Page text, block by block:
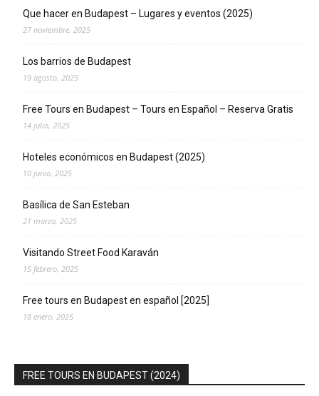
Que hacer en Budapest – Lugares y eventos (2025)
27 noviembre, 2025
Los barrios de Budapest
19 agosto, 2025
Free Tours en Budapest – Tours en Español – Reserva Gratis
14 julio, 2025
Hoteles económicos en Budapest (2025)
10 junio, 2025
Basílica de San Esteban
21 marzo, 2025
Visitando Street Food Karaván
15 febrero, 2025
Free tours en Budapest en español [2025]
18 enero, 2025
FREE TOURS EN BUDAPEST (2024)